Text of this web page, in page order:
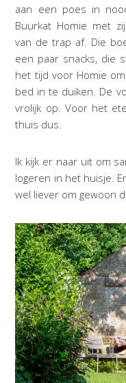
aan een poes in
Buurkat Homie met
van de trap af. Die
een paar snacks, die
het tijd voor Homie
bed in te duiken. De
vrolijk op. Voor het
thuis dus.
Ik kijk er naar uit om
logeren in het huisje.
wel liever om gewoon